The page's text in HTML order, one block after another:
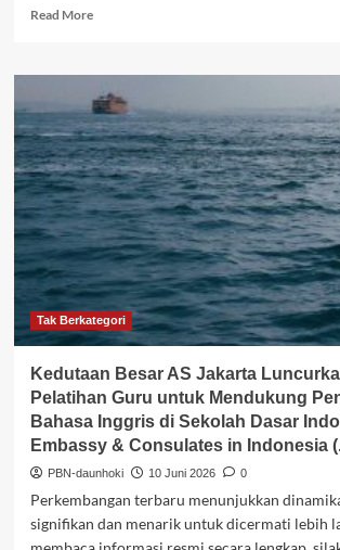
Read MoreRead
Kedutaan
Besar
AS
Jakarta
Luncurkan
Program
Pelatihan
Guru
untuk
Mendukung
Pendidikan
Bahasa
Inggris
di
Dasar
Indonesia
–
U.S.
Embassy
Consulates
in
Tak Berkategori
Kedutaan Besar AS Jakarta
Pelatihan Guru untuk Mendukung
Bahasa Inggris di Sekolah Dasar
Embassy & Consulates in Indonesia
PBN-daunhoki 10 Juni 2026 0
Perkembangan terbaru menunjukkan
signifikan dan menarik untuk dicermati lebih